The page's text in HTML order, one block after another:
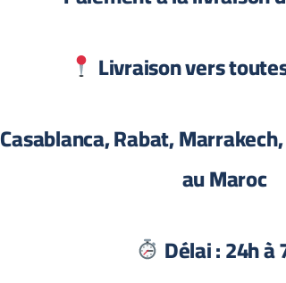
Livraison vers
Casablanca, Rabat,
au Maroc
Délai : 24h à